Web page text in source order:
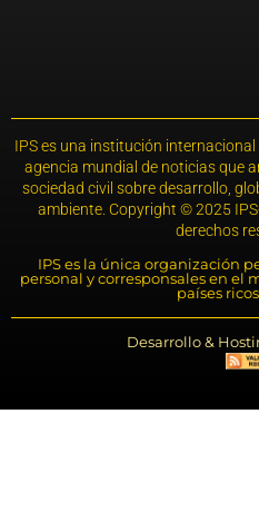
IPS es una institución
agencia mundial de noticias que
sociedad civil sobre desarrollo,
ambiente. Copyright © 2025
derechos
IPS es la única organización
personal y corresponsales en el
países
Desarrollo &